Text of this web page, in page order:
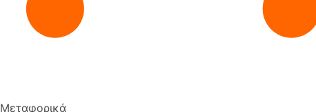
Μεταφορικά